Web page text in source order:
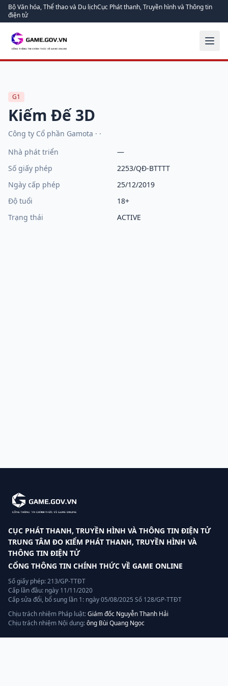
Bộ Văn hóa, Thể thao và Du lịchCục Phát thanh, Truyền hình và Thông tin
điện tử
G1
Kiếm Đế 3D
Công ty Cổ phần Gamota · ·
Nhà phát triển
—
Số giấy phép
2253/QĐ-BTTTT
Ngày cấp phép
25/12/2019
Độ tuổi
18+
Trạng thái
ACTIVE
CỤC PHÁT THANH, TRUYỀN HÌNH VÀ THÔNG TIN ĐIỆN TỬ
TRUNG TÂM ĐO KIỂM PHÁT THANH, TRUYỀN HÌNH VÀ
THÔNG TIN ĐIỆN TỬ
CỔNG THÔNG TIN CHÍNH THỨC VỀ GAME ONLINE
Số giấy phép: 213/GP-TTĐT
Cấp lần đầu: ngày 11/11/2020
Cấp sửa đổi, bổ sung lần 1: ngày 05/08/2025 Số 128/GP-TTĐT
Chịu trách nhiệm Pháp luật:Giám đốc Nguyễn Thanh Hải
Chịu trách nhiệm Nội dung:ông Bùi Quang Ngọc